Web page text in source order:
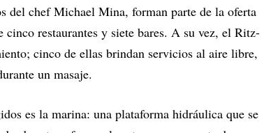
del chef Michael Mina, forman parte de la oferta
restaurantes y siete bares. A su vez, el Ritz-
cinco de ellas brindan servicios al aire libre,
un masaje.
es la marina: una plataforma hidráulica que se